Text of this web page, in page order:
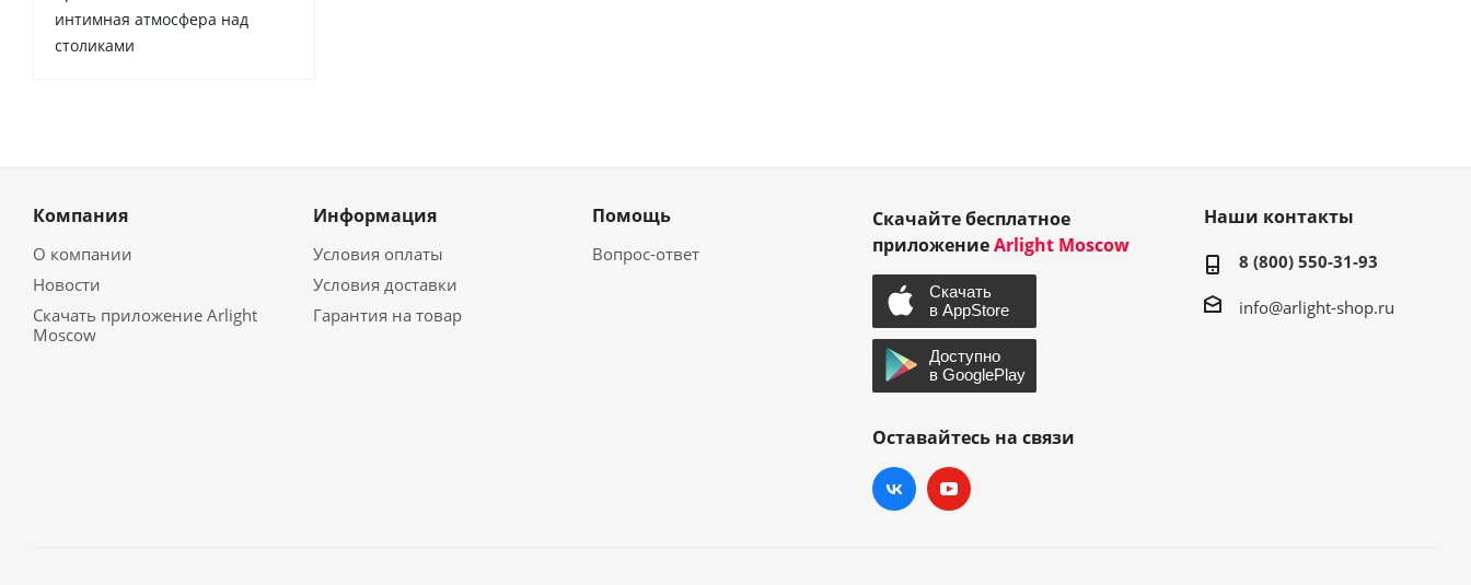
интимная атмосфера над
столиками
Компания
О компании
Новости
Скачать приложение Arlight
Moscow
Информация
Условия оплаты
Условия доставки
Гарантия на товар
Помощь
Вопрос-ответ
Скачайте бесплатное
приложениеArlight Moscow
Оставайтесь на связи
Наши контакты
8 (800) 550-31-93
info@arlight-shop.ru